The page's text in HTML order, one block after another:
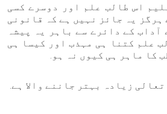
اس طالب علم اور دوسرے کسی
ہرگز یہ جائز نہیں ہے کہ قانونی
آداب کے دائرے سے باہر یہ پیشہ
علم کتنا ہی مہذب اور کیسا ہی
کا ماہر ہی کیوں نہ ہو.
زیادہ بہتر جاننے والا ہے.